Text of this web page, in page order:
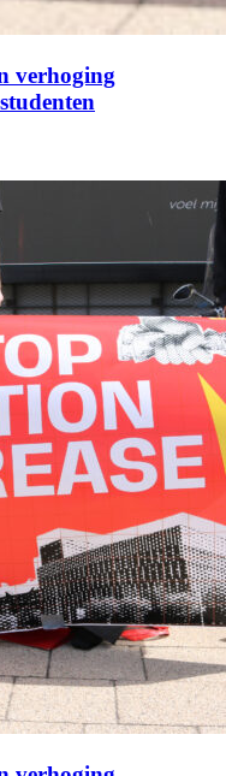
verhoging